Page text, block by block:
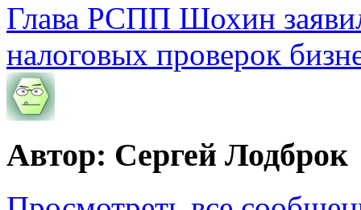
Глава РСПП Шохин
налоговых проверок
Автор: Сергей Лодброк